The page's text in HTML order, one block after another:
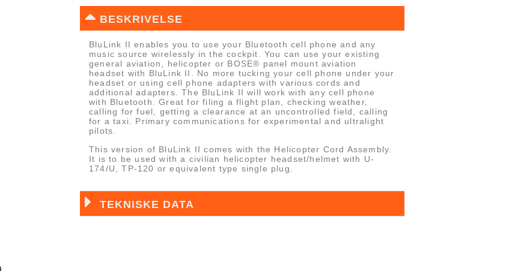
BESKRIVELSE
BluLink II enables you to use your Bluetooth cell phone and any
music source wirelessly in the cockpit. You can use your existing
general aviation, helicopter or BOSE® panel mount aviation
headset with BluLink II. No more tucking your cell phone under your
headset or using cell phone adapters with various cords and
additional adapters. The BluLink II will work with any cell phone
with Bluetooth. Great for filing a flight plan, checking weather,
calling for fuel, getting a clearance at an uncontrolled field, calling
for a taxi. Primary communications for experimental and ultralight
pilots.
This version of BluLink II comes with the Helicopter Cord Assembly.
It is to be used with a civilian helicopter headset/helmet with U-
174/U, TP-120 or equivalent type single plug.
TEKNISKE DATA